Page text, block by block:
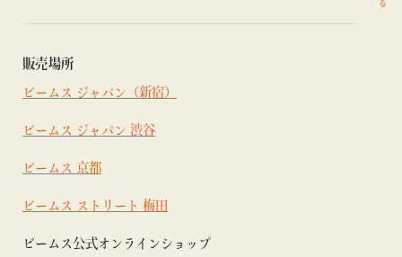
販売場所
ビームス ジャパン（新宿）
ビームス ジャパン 渋谷
ビームス 京都
ビームス ストリート 梅田
ビームス公式オンラインショップ